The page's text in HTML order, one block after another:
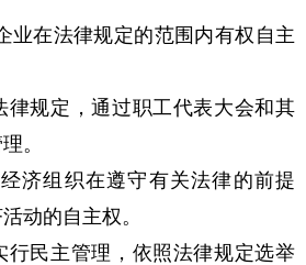
在法律规定的范围内有权自主
规定，通过职工代表大会和其
。
组织在遵守有关法律的前提
动的自主权。
民主管理，依照法律规定选举